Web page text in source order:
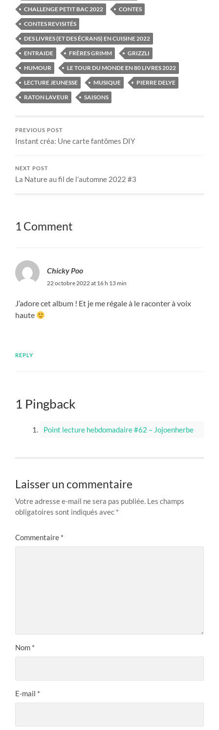
CHALLENGE PETIT BAC 2022
CONTES
CONTES REVISITÉS
DES LIVRES (ET DES ÉCRANS) EN CUISINE 2022
ENTRAIDE
FRÈRES GRIMM
GRIZZLI
HUMOUR
LE TOUR DU MONDE EN 80 LIVRES 2022
LECTURE JEUNESSE
MUSIQUE
PIERRE DELYE
RATON LAVEUR
SAISONS
PREVIOUS POST
Instant créa: Une carte fantômes DIY
NEXT POST
La Nature au fil de l’automne 2022 #3
1 Comment
Chicky Poo
22 octobre 2022 at 16 h 13 min
J’adore cet album ! Et je me régale à le raconter à voix
haute
REPLY
1 Pingback
Point lecture hebdomadaire #62 – Jojoenherbe
Laisser un commentaire
Votre adresse e-mail ne sera pas publiée. Les champs
obligatoires sont indiqués avec *
Commentaire *
Nom *
E-mail *